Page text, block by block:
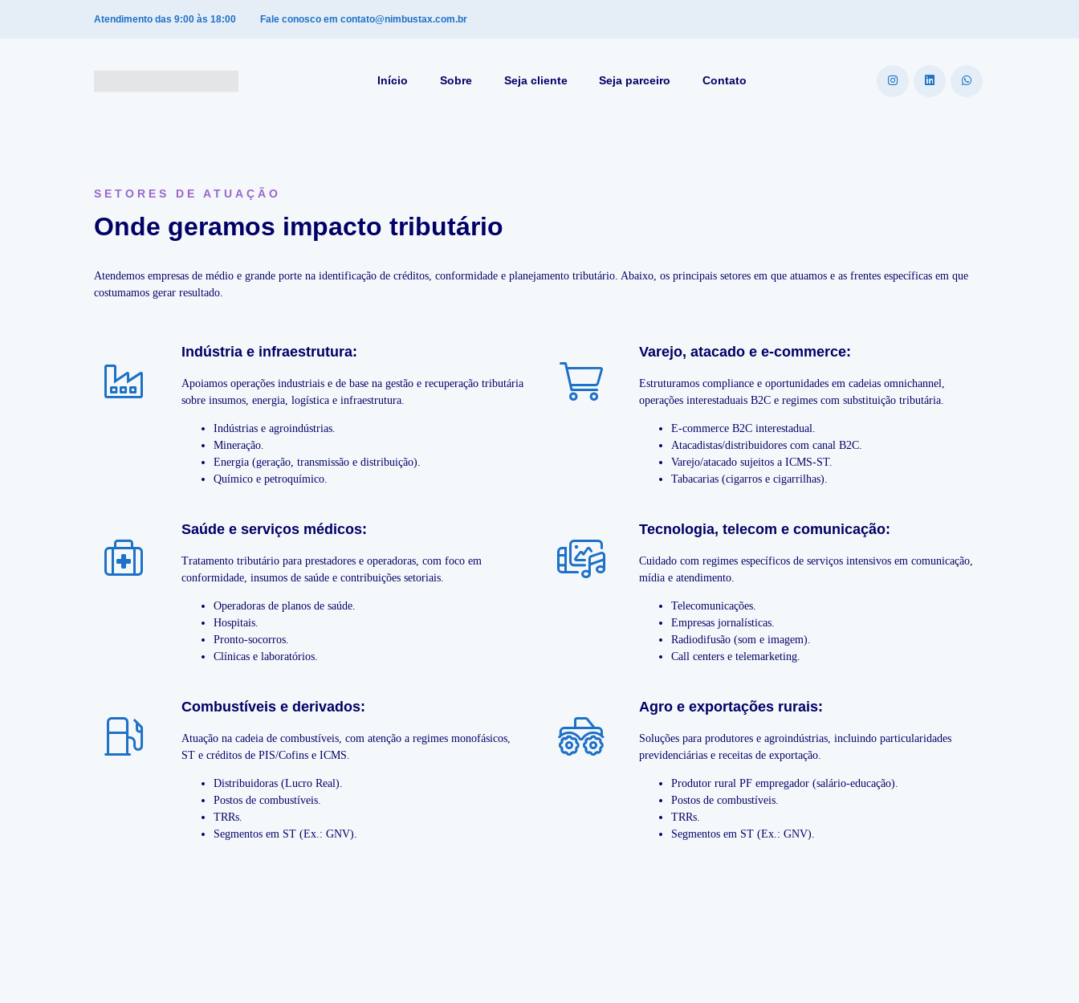
Atendimento das 9:00 às 18:00 Fale conosco em contato@nimbustax.com.br
Início Sobre Seja cliente Seja parceiro Contato
SETORES DE ATUAÇÃO
Onde geramos impacto tributário
Atendemos empresas de médio e grande porte na identificação de créditos, conformidade e planejamento tributário. Abaixo, os principais setores em que atuamos e as frentes específicas em que
costumamos gerar resultado.
Indústria e infraestrutura:
Apoiamos operações industriais e de base na gestão e recuperação tributária
sobre insumos, energia, logística e infraestrutura.
Indústrias e agroindústrias.
Mineração.
Energia (geração, transmissão e distribuição).
Químico e petroquímico.
Varejo, atacado e e-commerce:
Estruturamos compliance e oportunidades em cadeias omnichannel,
operações interestaduais B2C e regimes com substituição tributária.
E-commerce B2C interestadual.
Atacadistas/distribuidores com canal B2C.
Varejo/atacado sujeitos a ICMS-ST.
Tabacarias (cigarros e cigarrilhas).
Saúde e serviços médicos:
Tratamento tributário para prestadores e operadoras, com foco em
conformidade, insumos de saúde e contribuições setoriais.
Operadoras de planos de saúde.
Hospitais.
Pronto-socorros.
Clínicas e laboratórios.
Tecnologia, telecom e comunicação:
Cuidado com regimes específicos de serviços intensivos em comunicação,
mídia e atendimento.
Telecomunicações.
Empresas jornalísticas.
Radiodifusão (som e imagem).
Call centers e telemarketing.
Combustíveis e derivados:
Atuação na cadeia de combustíveis, com atenção a regimes monofásicos,
ST e créditos de PIS/Cofins e ICMS.
Distribuidoras (Lucro Real).
Postos de combustíveis.
TRRs.
Segmentos em ST (Ex.: GNV).
Agro e exportações rurais:
Soluções para produtores e agroindústrias, incluindo particularidades
previdenciárias e receitas de exportação.
Produtor rural PF empregador (salário-educação).
Postos de combustíveis.
TRRs.
Segmentos em ST (Ex.: GNV).